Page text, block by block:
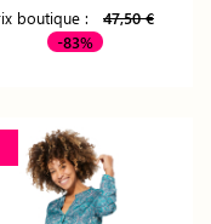
boutique :
47,50 €
-83%